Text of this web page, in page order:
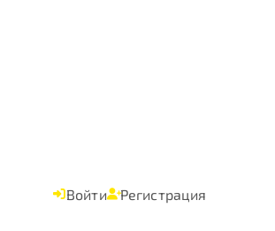
Войти Регистрация